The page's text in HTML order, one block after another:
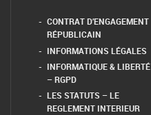
CONTRAT D’ENGAGEMENT
RÉPUBLICAIN
INFORMATIONS LÉGALES
INFORMATIQUE & LIBERTÉ
– RGPD
LES STATUTS – LE
REGLEMENT INTERIEUR